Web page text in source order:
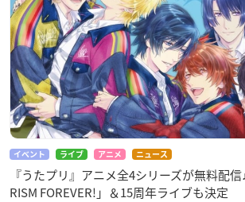
イベント ライブ アニメ ニュース
『うたプリ』アニメ全4シリーズが無料配
RISM FOREVER!」＆15周年ライブも決定